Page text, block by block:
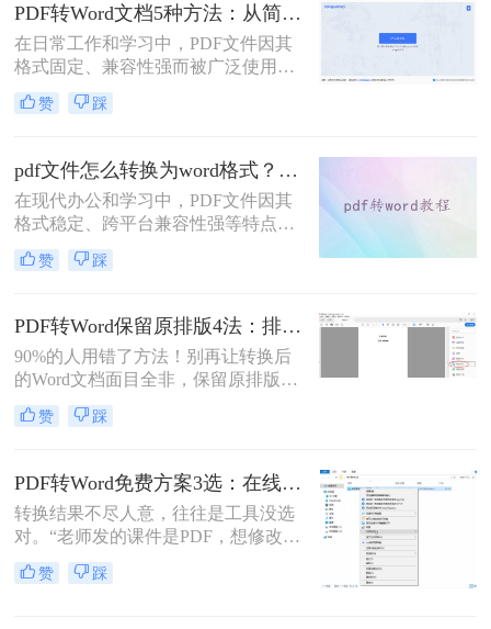
PDF转Word文档5种方法：从简单复制到专业软件的适用范围！
在日常工作和学习中，PDF文件因其
格式固定、兼容性强而被广泛使用。
然而，PDF的静态特性也带来了编辑
困难的问题。为了便于修改和协作，
许多用户的刚需。那么pdf怎么转换成
word文档呢？本文将详细介绍五种常
用的PDF转Word方法，帮助您选择最
适合自己的解决方案。
赞 踩
pdf文件怎么转换为word格式？这3种转换方法可以尝试下！
在现代办公和学习中，PDF文件因其
格式稳定、跨平台兼容性强等特点而
被广泛使用。然而，当需要编辑PDF
文件中的内容时，将其转换为Word格
换为word格式呢？本文将介绍三种简
单实用的方法，帮助您轻松将PDF文
件转换为Word格式。
赞 踩
PDF转Word保留原排版4法：排版优先模式、OCR选项和格式修复全流程！
90%的人用错了方法！别再让转换后
的Word文档面目全非，保留原排版的
秘密就在这里。“这表格怎么全乱
了？”、“字体全变了，我还得一个个
PDF转为Word文档时，最崩溃的瞬
间。一份精心排版的PDF报告，转换
后却变成需要“二次加工”的混乱文
档，不仅浪费时间，更可能引发关键
信息错漏的风险。那么pdf转word怎么
保留原排版呢？
赞 踩
PDF转Word免费方案3选：在线免费额度、客户端试用和Word自带的区别！
转换结果不尽人意，往往是工具没选
对。“老师发的课件是PDF，想修改内
容怎么办？”“客户发来的合同是
PDF，需要调整条款怎么处理？”从事
赞 踩